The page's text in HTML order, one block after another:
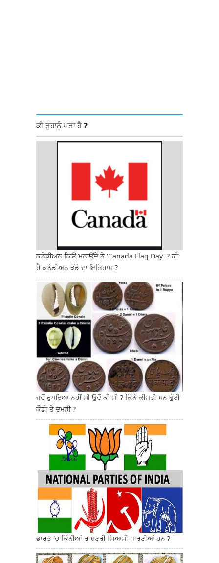
ਕੀ ਤੁਹਾਨੂੰ ਪਤਾ ਹੈ ?
ਕਨੇਡੀਅਨ ਕਿਉਂ ਮਨਾਉਂਦੇ ਨੇ 'Canada Flag Day' ? ਕੀ
ਹੈ ਕਨੇਡੀਅਨ ਝੰਡੇ ਦਾ ਇਤਿਹਾਸ ?
ਜਦੋਂ ਰੁਪਇਆ ਨਹੀਂ ਸੀ ਉਦੋਂ ਕੀ ਸੀ ? ਕਿੰਨੇ ਕੀਮਤੀ ਸਨ ਫੁੱਟੀ
ਕੌਡੀ ਤੇ ਦਮੜੀ ?
ਭਾਰਤ 'ਚ ਕਿੰਨੀਆਂ ਰਾਸ਼ਟਰੀ ਸਿਆਸੀ ਪਾਰਟੀਆਂ ਹਨ ?